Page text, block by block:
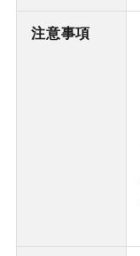
注意事項